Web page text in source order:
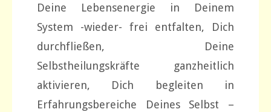
Deine Lebensenergie in Deinem
System -wieder- frei entfalten, Dich
durchfließen, Deine
Selbstheilungskräfte ganzheitlich
aktivieren, Dich begleiten in
Erfahrungsbereiche Deines Selbst –